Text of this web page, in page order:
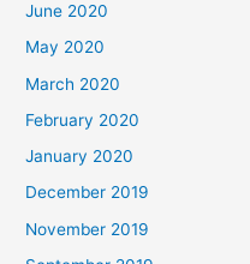
June 2020
May 2020
March 2020
February 2020
January 2020
December 2019
November 2019